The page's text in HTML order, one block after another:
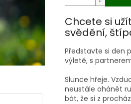
Chcete si
svědění,
Představte si den
výletě, s
Slunce hřeje.
neustále ohánět
bát, že si z